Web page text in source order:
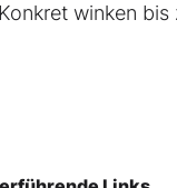
winken